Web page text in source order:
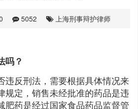
5052 上海刑事辩护律师
吗？
反刑法，需要根据具体情况来
规定，销售未经批准的药品是违
肥药是经过国家食品药品监督管